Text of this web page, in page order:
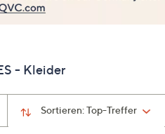
- Kleider
Sortieren:Top-Treffer